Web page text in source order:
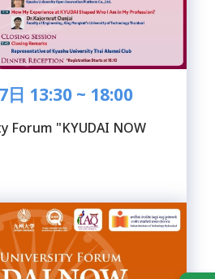
日 13:30 ~ 18:00
Forum "KYUDAI NOW